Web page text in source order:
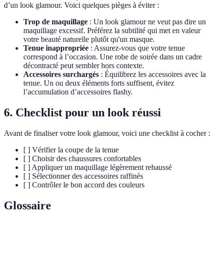
d’un look glamour. Voici quelques pièges à éviter :
Trop de maquillage : Un look glamour ne veut pas dire un
maquillage excessif. Préférez la subtilité qui met en valeur
votre beauté naturelle plutôt qu'un masque.
Tenue inappropriée : Assurez-vous que votre tenue
correspond à l’occasion. Une robe de soirée dans un cadre
décontracté peut sembler hors contexte.
Accessoires surchargés : Équilibrez les accessoires avec la
tenue. Un ou deux éléments forts suffisent, évitez
l’accumulation d’accessoires flashy.
6. Checklist pour un look réussi
Avant de finaliser votre look glamour, voici une checklist à cocher :
[ ] Vérifier la coupe de la tenue
[ ] Choisir des chaussures confortables
[ ] Appliquer un maquillage légèrement rehaussé
[ ] Sélectionner des accessoires raffinés
[ ] Contrôler le bon accord des couleurs
Glossaire